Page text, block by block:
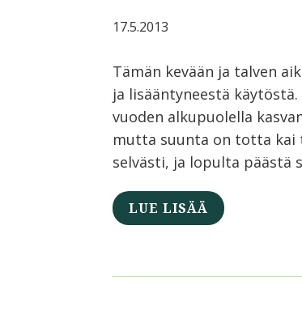
17.5.2013
Tämän kevään ja talven
ja lisääntyneestä
vuoden alkupuolella
mutta suunta on totta kai
selvästi, ja lopulta päästä
LUE LISÄÄ